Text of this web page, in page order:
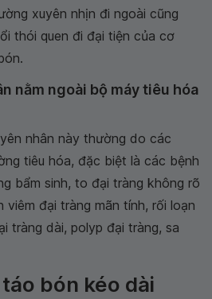
xuyên nhịn đi ngoài cũng
thói quen đi đại tiện của cơ
nằm ngoài bộ máy tiêu hóa
nhân này thường do các
tiêu hóa, đặc biệt là các bệnh
bẩm sinh, to đại tràng không rõ
viêm đại tràng mãn tính, rối loạn
tràng dài, polyp đại tràng, sa
bón kéo dài